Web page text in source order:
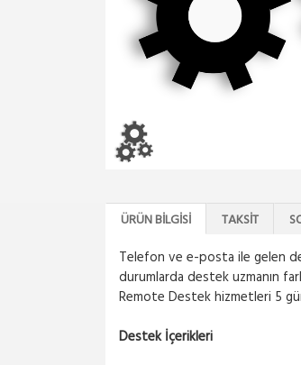
ÜRÜN BILGISI TAKSIT
Telefon ve e-posta ile gelen
durumlarda destek uzmanın
Remote Destek hizmetleri 5
Destek İçerikleri